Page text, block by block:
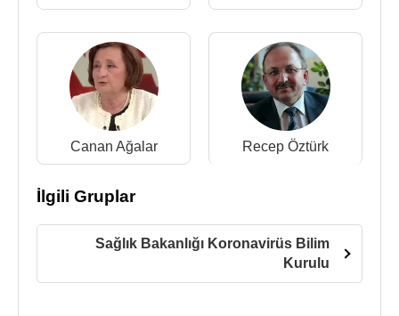
Canan Ağalar Recep Öztürk
İlgili Gruplar
Sağlık Bakanlığı Koronavirüs Bilim
Kurulu